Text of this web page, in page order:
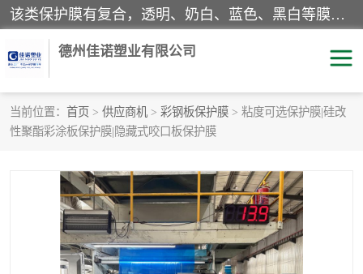
该类保护膜有复合，透明、奶白、蓝色、黑白等膜型。特高粘，高粘，中高粘，中粘，中低粘，低粘等。对于不同的粘力要求有相应的产品相适配。无胶渍残留污染。在较宽的收卷幅度下平整无皱纹，收卷长度大，利于机械化及自动化施工粘贴。为您的产品提供的表面保护解决方案。 产品广泛适用于：铝材、不锈钢、金属、塑料、电子、家电、家具、玻璃、化工材料、装饰材料等。
德州佳诺塑业有限公司
当前位置： 首页 > 供应商机 > 彩钢板保护膜 > 粘度可选保护膜|硅改
性聚酯彩涂板保护膜|隐藏式咬口板保护膜
pe保护膜 包装膜
地毯保护膜 家具保护膜
拉伸缠绕膜 透明保护膜
黑白保护膜 乳白保护膜